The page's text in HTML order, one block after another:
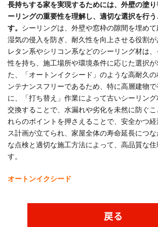
長持ちする家を実現するためには、外壁の塗
ーリングの重要性を理解し、適切な選択を行
す。 シーリングは、外壁や窓枠の隙間を埋め
湿気の侵入を防ぎ、耐久性を向上させる役割
レタン系やシリコン系などのシーリング材は
性を持ち、施工場所や環境条件に応じた選択が
た、「オートンイクシード」のような高耐久
ンテナンスフリーであるため、特に高層建物
に、「打ち替え」作業によって古いシーリン
交換することで、水漏れや劣化を未然に防ぐこ
れらのポイントを押さえることで、安全かつ
ス計画が立てられ、家屋全体の寿命延長につ
な点検と適切な施工方法によって、高品質な
す。
オートンイクシード
戻る